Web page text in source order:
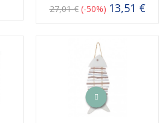
27,01 € -50% 13,51 €